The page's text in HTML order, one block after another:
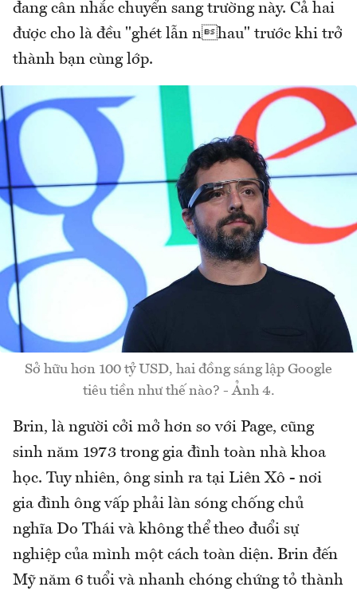
đang cân nhắc chuyển sang trường này. Cả hai
được cho là đều "ghét lẫn nhau" trước khi trở
thành bạn cùng lớp.
Sở hữu hơn 100 tỷ USD, hai đồng sáng lập Google
tiêu tiền như thế nào? - Ảnh 4.
Brin, là người cởi mở hơn so với Page, cũng
sinh năm 1973 trong gia đình toàn nhà khoa
học. Tuy nhiên, ông sinh ra tại Liên Xô - nơi
gia đình ông vấp phải làn sóng chống chủ
nghĩa Do Thái và không thể theo đuổi sự
nghiệp của mình một cách toàn diện. Brin đến
Mỹ năm 6 tuổi và nhanh chóng chứng tỏ thành